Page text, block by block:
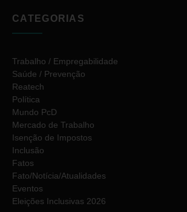
CATEGORIAS
Trabalho / Empregabilidade
Saúde / Prevenção
Reatech
Política
Mundo PcD
Mercado de Trabalho
Isenção de Impostos
Inclusão
Fatos
Fato/Notícia/Atualidades
Eventos
Eleições Inclusivas 2026